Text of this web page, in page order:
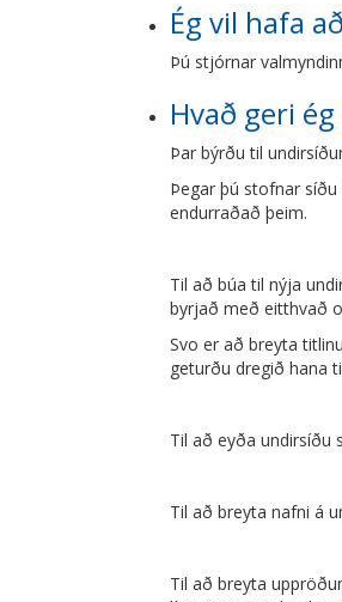
Ég vil hafa
Þú stjórnar
Hvað geri
Þar býrðu til
Þegar þú stofnar
endurraðað þeim.
Til að búa til nýja
byrjað með eitthvað
Svo er að breyta
geturðu dregið hana
Til að eyða undirsíðu
Til að breyta nafni á
Til að breyta